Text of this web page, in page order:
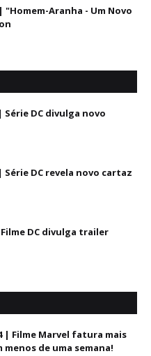
| "Homem-Aranha - Um Novo
| Série DC divulga novo
| Série DC revela novo cartaz
Filme DC divulga trailer
| Filme Marvel fatura mais
menos de uma semana!